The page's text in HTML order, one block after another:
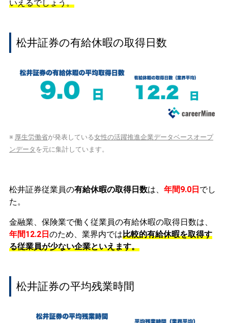
いえるでしょう。
松井証券の有給休暇の取得日数
※ 厚生労働省が発表している女性の活躍推進企業データベースオープ
ンデータ を元に集計しています。
松井証券従業員の有給休暇の取得日数は、 年間9.0日でし
た。
金融業、保険業で働く従業員の有給休暇の取得日数は、
年間12.2日のため、業界内では比較的有給休暇を取得す
る従業員が少ない企業といえます。
松井証券の平均残業時間